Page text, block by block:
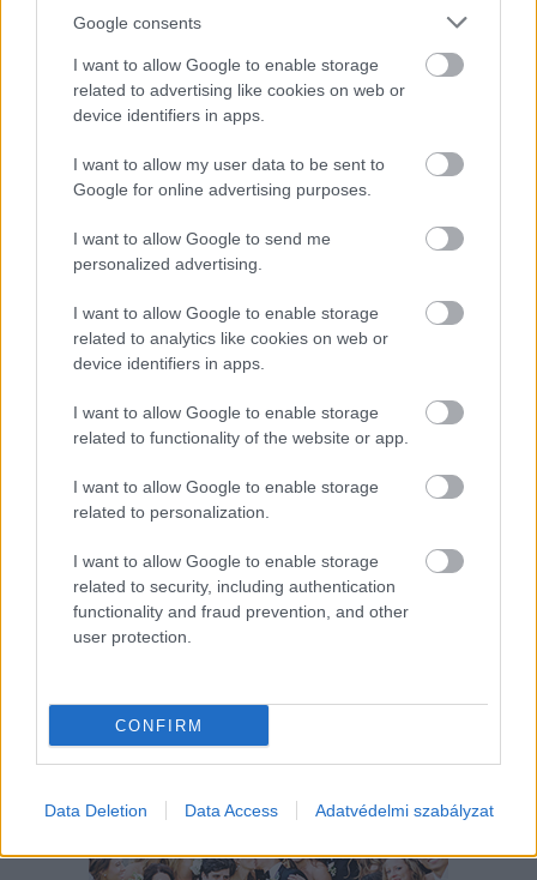
Google consents
I want to allow Google to enable storage
related to advertising like cookies on web or
device identifiers in apps.
I want to allow my user data to be sent to
Google for online advertising purposes.
I want to allow Google to send me
personalized advertising.
I want to allow Google to enable storage
related to analytics like cookies on web or
device identifiers in apps.
I want to allow Google to enable storage
related to functionality of the website or app.
I want to allow Google to enable storage
related to personalization.
I want to allow Google to enable storage
related to security, including authentication
functionality and fraud prevention, and other
user protection.
CONFIRM
Data Deletion Data Access Adatvédelmi szabályzat
A teljes 2025-ös top 50-es rangsort a 50 Top
Címlapfotó: Nik Owens / Unsplash